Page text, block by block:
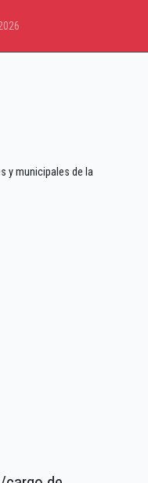
y municipales de la